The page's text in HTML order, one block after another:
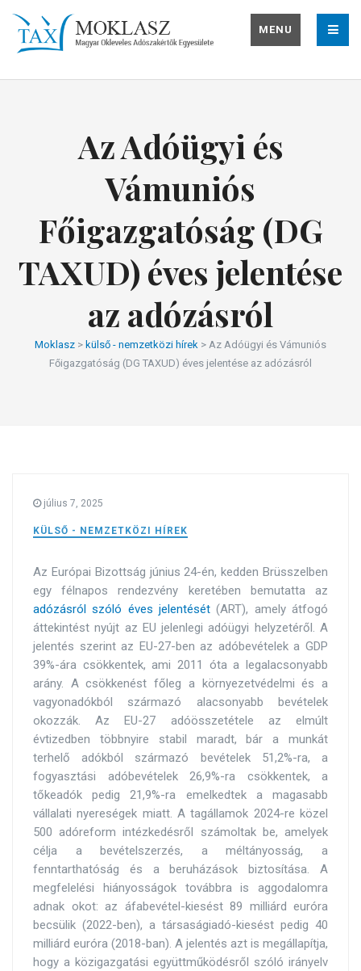
MENU
Az Adóügyi és
Vámuniós
Főigazgatóság (DG
TAXUD) éves jelentése
az adózásról
Moklasz > külső - nemzetközi hírek > Az Adóügyi és Vámuniós
Főigazgatóság (DG TAXUD) éves jelentése az adózásról
július 7, 2025
KÜLSŐ - NEMZETKÖZI HÍREK
Az Európai Bizottság június 24-én, kedden Brüsszelben
egy félnapos rendezvény keretében bemutatta az
adózásról szóló éves jelentését (ART), amely átfogó
áttekintést nyújt az EU jelenlegi adóügyi helyzetéről. A
jelentés szerint az EU-27-ben az adóbevételek a GDP
39%-ára csökkentek, ami 2011 óta a legalacsonyabb
arány. A csökkenést főleg a környezetvédelmi és a
vagyonadókból származó alacsonyabb bevételek
okozzák. Az EU-27 adóösszetétele az elmúlt
évtizedben többnyire stabil maradt, bár a munkát
terhelő adókból származó bevételek 51,2%-ra, a
fogyasztási adóbevételek 26,9%-ra csökkentek, a
tőkeadók pedig 21,9%-ra emelkedtek a magasabb
vállalati nyereségek miatt. A tagállamok 2024-re közel
500 adóreform intézkedésről számoltak be, amelyek
célja a bevételszerzés, a méltányosság, a
fenntarthatóság és a beruházások biztosítása. A
megfelelési hiányosságok továbbra is aggodalomra
adnak okot: az áfabevétel-kiesést 89 milliárd euróra
becsülik (2022-ben), a társaságiadó-kiesést pedig 40
milliárd euróra (2018-ban). A jelentés azt is megállapítja,
hogy a közigazgatási együttműködésről szóló irányelv